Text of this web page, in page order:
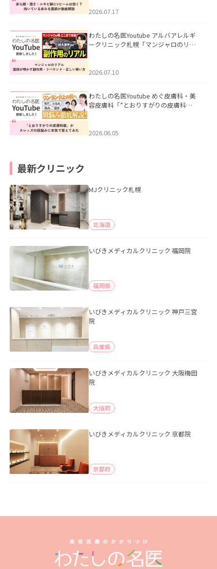
した。
2026.07.17
わたしの名医Youtube アルバアレルギ
ークリニック札幌「マンジャロのリア
た。
2026.07.10
わたしの名医Youtube めぐ皮膚科・美
容皮膚科「”とおりすがりの皮膚科
2026.06.05
最新クリニック
MJクリニック札幌
北海道
いびきメディカルクリニック 福岡院
福岡県
いびきメディカルクリニック 神戸三宮
院
兵庫県
いびきメディカルクリニック 大阪梅田
院
大阪府
いびきメディカルクリニック 京都院
京都府